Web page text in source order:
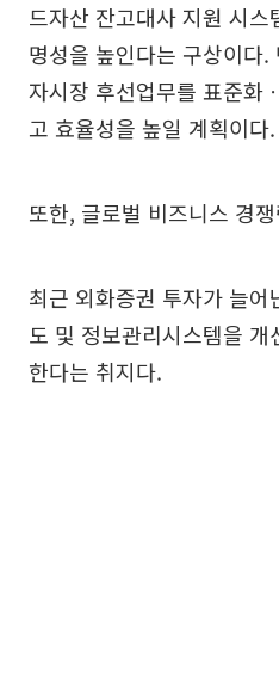
드자산 잔고대사 지원 시
명성을 높인다는 구상이다
자시장 후선업무를 표준화
고 효율성을 높일 계획이다.
또한, 글로벌 비즈니스 경
최근 외화증권 투자가 늘
도 및 정보관리시스템을
한다는 취지다.